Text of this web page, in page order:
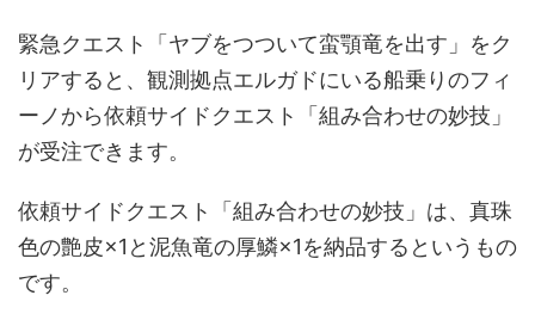
緊急クエスト「ヤブをつついて蛮顎竜を出す」をク
リアすると、観測拠点エルガドにいる船乗りのフィ
ーノから依頼サイドクエスト「組み合わせの妙技」
が受注できます。
依頼サイドクエスト「組み合わせの妙技」は、真珠
色の艶皮×1と泥魚竜の厚鱗×1を納品するというもの
です。